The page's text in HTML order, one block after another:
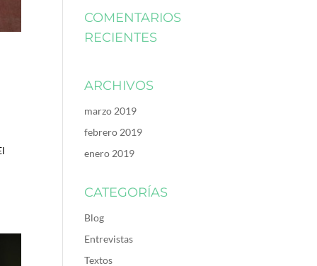
COMENTARIOS
RECIENTES
ARCHIVOS
marzo 2019
febrero 2019
enero 2019
CATEGORÍAS
Blog
Entrevistas
Textos